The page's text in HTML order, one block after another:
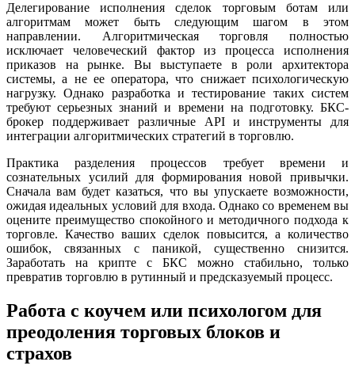
Делегирование исполнения сделок торговым ботам или
алгоритмам может быть следующим шагом в этом
направлении. Алгоритмическая торговля полностью
исключает человеческий фактор из процесса исполнения
приказов на рынке. Вы выступаете в роли архитектора
системы, а не ее оператора, что снижает психологическую
нагрузку. Однако разработка и тестирование таких систем
требуют серьезных знаний и времени на подготовку. БКС-
брокер поддерживает различные API и инструменты для
интеграции алгоритмических стратегий в торговлю.
Практика разделения процессов требует времени и
сознательных усилий для формирования новой привычки.
Сначала вам будет казаться, что вы упускаете возможности,
ожидая идеальных условий для входа. Однако со временем вы
оцените преимущество спокойного и методичного подхода к
торговле. Качество ваших сделок повысится, а количество
ошибок, связанных с паникой, существенно снизится.
Заработать на крипте с БКС можно стабильно, только
превратив торговлю в рутинный и предсказуемый процесс.
Работа с коучем или психологом для
преодоления торговых блоков и
страхов